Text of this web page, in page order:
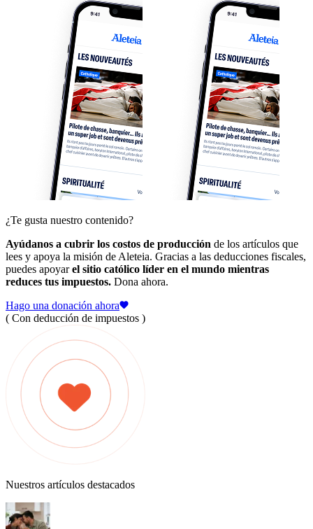
¿Te gusta nuestro contenido?
Ayúdanos a cubrir los costos de producción de los artículos que
lees y apoya la misión de Aleteia. Gracias a las deducciones fiscales,
puedes apoyarel sitio católico líder en el mundo mientras
reduces tus impuestos. Dona ahora.
Hago una donación ahora
( Con deducción de impuestos )
Nuestros artículos destacados